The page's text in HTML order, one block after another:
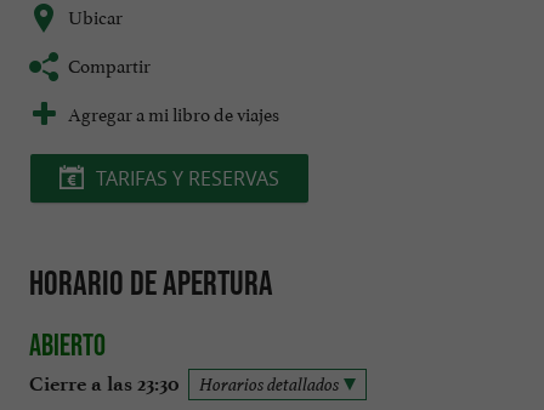
Ubicar
Compartir
Agregar a mi libro de viajes
TARIFAS Y RESERVAS
Horario de apertura
Abierto
Cierre a las 23:30 Horarios detallados